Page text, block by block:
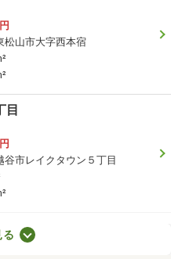
松山市大字西本宿
目
谷市レイクタウン５丁目
る